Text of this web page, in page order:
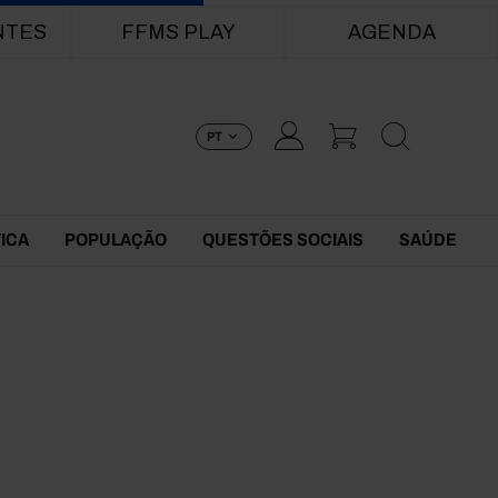
FFMS PLAY AGENDA
PT
POPULAÇÃO QUESTÕES SOCIAIS SAÚDE